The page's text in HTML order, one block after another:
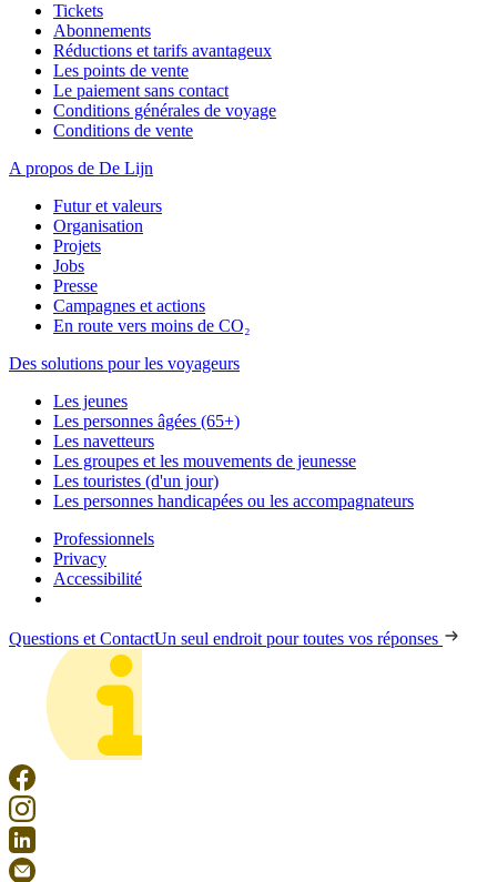
Tickets
Abonnements
Réductions et tarifs avantageux
Les points de vente
Le paiement sans contact
Conditions générales de voyage
Conditions de vente
A propos de De Lijn
Futur et valeurs
Organisation
Projets
Jobs
Presse
Campagnes et actions
En route vers moins de CO₂
Des solutions pour les voyageurs
Les jeunes
Les personnes âgées (65+)
Les navetteurs
Les groupes et les mouvements de jeunesse
Les touristes (d'un jour)
Les personnes handicapées ou les accompagnateurs
Professionnels
Privacy
Accessibilité
Questions et ContactUn seul endroit pour toutes vos réponses